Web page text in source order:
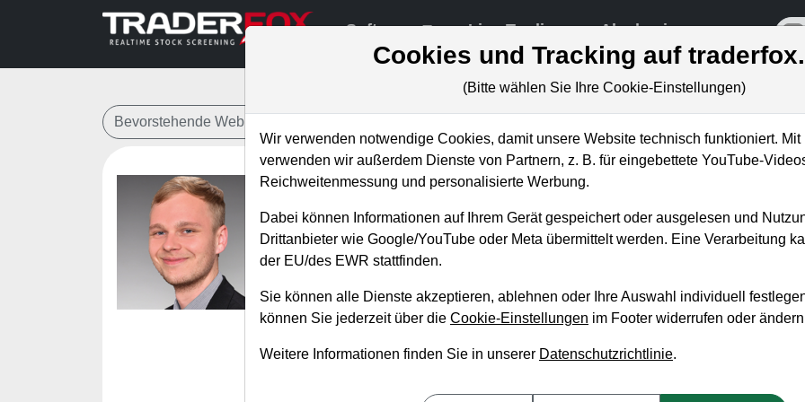
Software Live-Trading Akademie
Bevorstehende Webinare
Wiederkehrende Muster erkennen
Radar zeitlich optimieren
Referent:Marvin Herzberger
Marvin Herzberger ist bei TraderFox der verantwortliche Trader für die Trading-
diesem Webinar wird er das Trade-Radar erklären und anhand der aktuellen
vorstellen. Die ausgewählten Setups werden zum einen anhand der
Cookies und Tracking auf
(Bitte wählen Sie Ihre Cookie-Einstellungen)
Wir verwenden notwendige Cookies, damit unsere Website technisch funktioniert.
verwenden wir außerdem Dienste von Partnern, z. B. für eingebettete YouTube-
Reichweitenmessung und personalisierte Werbung.
Dabei können Informationen auf Ihrem Gerät gespeichert oder ausgelesen und
Drittanbieter wie Google/YouTube oder Meta übermittelt werden. Eine Verarbeitung
der EU/des EWR stattfinden.
Sie können alle Dienste akzeptieren, ablehnen oder Ihre Auswahl individuell
können Sie jederzeit über die Cookie-Einstellungen im Footer widerrufen oder
Weitere Informationen finden Sie in unserer Datenschutzrichtlinie.